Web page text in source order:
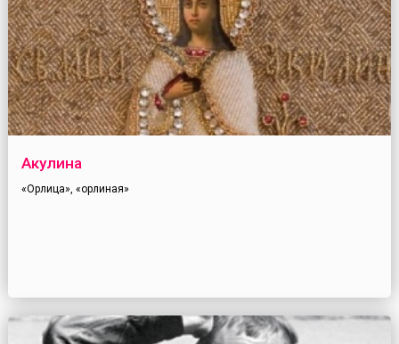
Акулина
«Орлица», «орлиная»